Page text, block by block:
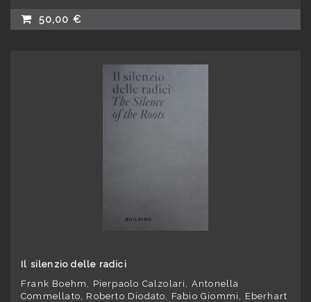
50,00 €
Il silenzio delle radici
Frank Boehm, Pierpaolo Calzolari, Antonella
Commellato, Roberto Diodato, Fabio Giommi, Eberhart